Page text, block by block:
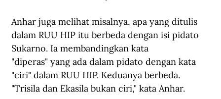
Anhar juga melihat misalnya, apa yang ditulis
dalam RUU HIP itu berbeda dengan isi pidato
Sukarno. Ia membandingkan kata
"diperas" yang ada dalam pidato dengan kata
"ciri" dalam RUU HIP. Keduanya berbeda.
"Trisila dan Ekasila bukan ciri," kata Anhar.